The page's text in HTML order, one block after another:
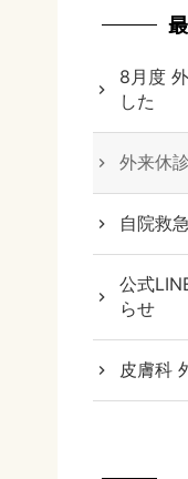
8月度
した
外来休
自院救
公式
らせ
皮膚科